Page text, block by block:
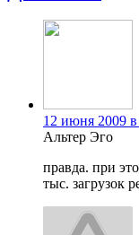
12 июня 2009 в
Альтер Эго
правда. при
тыс. загрузок